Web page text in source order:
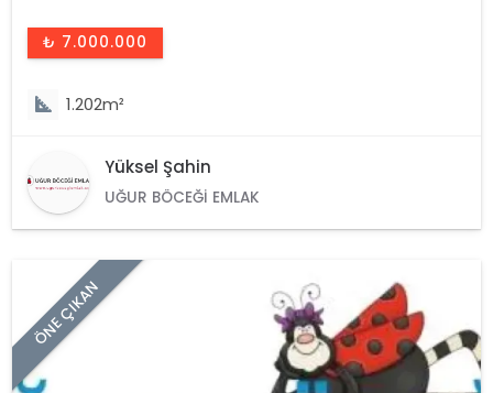
₺ 7.000.000
1.202m²
Yüksel Şahin
UĞUR BÖCEĞI EMLAK
ÖNE ÇIKAN